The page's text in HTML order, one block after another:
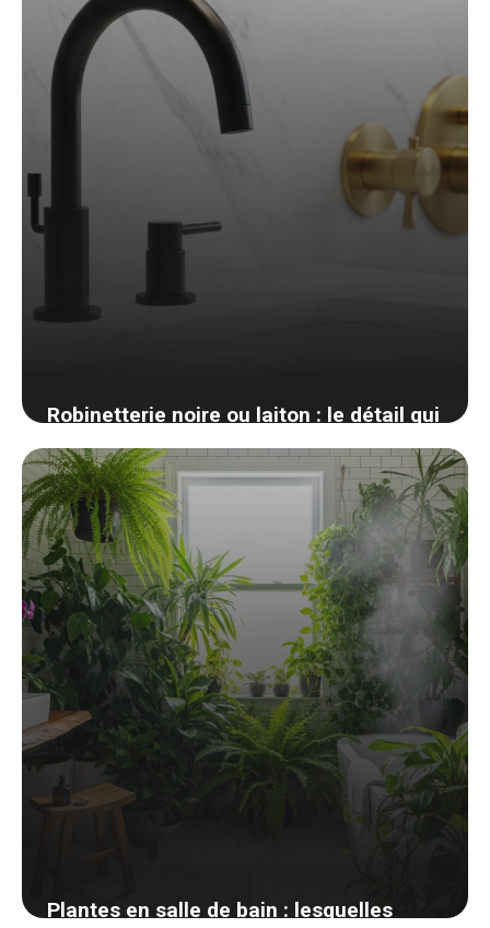
31 mai 2026
Robinetterie noire ou laiton : le détail qui
change tout en salle de bain
22 avril 2026
Plantes en salle de bain : lesquelles